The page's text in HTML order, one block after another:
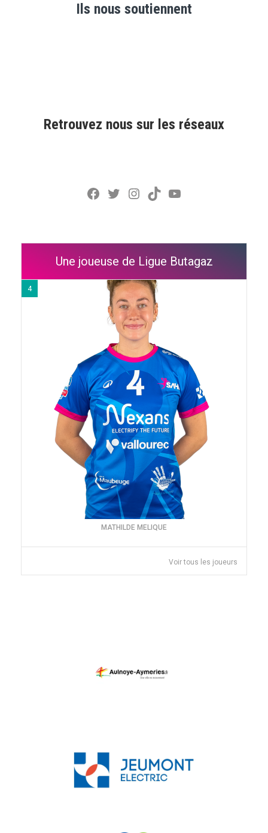
Ils nous soutiennent
Retrouvez nous sur les réseaux
Facebook
Twitter
Instagram
TikTokYouTube
Une joueuse de Ligue Butagaz
4
MATHILDE MELIQUE
Voir tous les joueurs